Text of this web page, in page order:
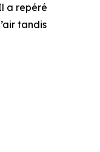
a repéré
tandis